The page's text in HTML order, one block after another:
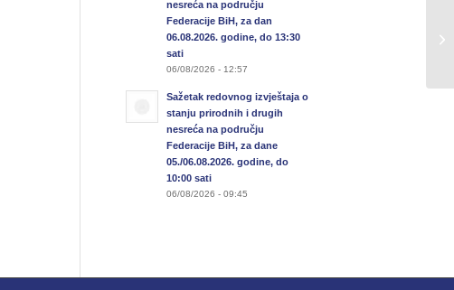
nesreća na području
Federacije BiH, za dan
06.08.2026. godine, do 13:30
sati
06/08/2026 - 12:57
Sažetak redovnog izvještaja o
stanju prirodnih i drugih
nesreća na području
Federacije BiH, za dane
05./06.08.2026. godine, do
10:00 sati
06/08/2026 - 09:45